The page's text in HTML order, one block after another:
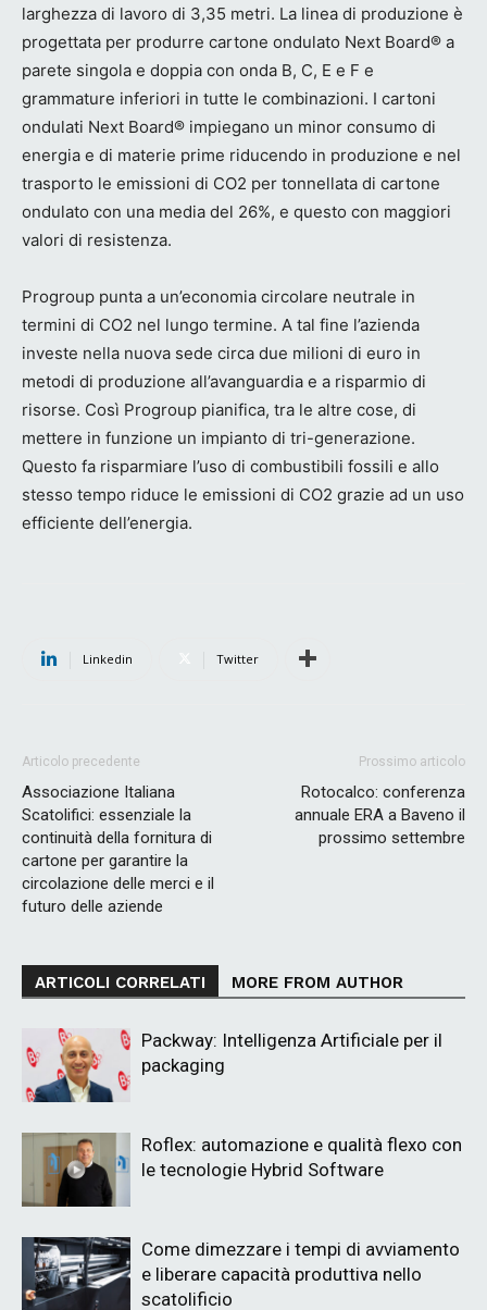
larghezza di lavoro di 3,35 metri. La linea di produzione è
progettata per produrre cartone ondulato Next Board® a
parete singola e doppia con onda B, C, E e F e
grammature inferiori in tutte le combinazioni. I cartoni
ondulati Next Board® impiegano un minor consumo di
energia e di materie prime riducendo in produzione e nel
trasporto le emissioni di CO2 per tonnellata di cartone
ondulato con una media del 26%, e questo con maggiori
valori di resistenza.
Progroup punta a un’economia circolare neutrale in
termini di CO2 nel lungo termine. A tal fine l’azienda
investe nella nuova sede circa due milioni di euro in
metodi di produzione all’avanguardia e a risparmio di
risorse. Così Progroup pianifica, tra le altre cose, di
mettere in funzione un impianto di tri-generazione.
Questo fa risparmiare l’uso di combustibili fossili e allo
stesso tempo riduce le emissioni di CO2 grazie ad un uso
efficiente dell’energia.
Linkedin Twitter
Articolo precedente
Associazione Italiana
Scatolifici: essenziale la
continuità della fornitura di
cartone per garantire la
circolazione delle merci e il
futuro delle aziende
Prossimo articolo
Rotocalco: conferenza
annuale ERA a Baveno il
prossimo settembre
ARTICOLI CORRELATI MORE FROM AUTHOR
Packway: Intelligenza Artificiale per il
packaging
Roflex: automazione e qualità flexo con
le tecnologie Hybrid Software
Come dimezzare i tempi di avviamento
e liberare capacità produttiva nello
scatolificio